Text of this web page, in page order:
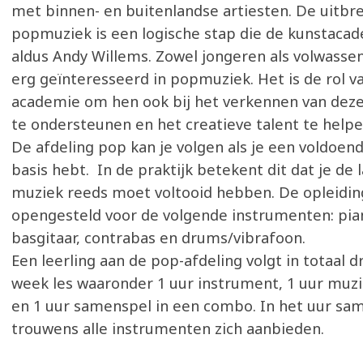
met binnen- en buitenlandse artiesten. De
popmuziek is een logische stap die de
aldus Andy Willems. Zowel jongeren als
erg geïnteresseerd in popmuziek. Het is de rol
academie om hen ook bij het verkennen van
te ondersteunen en het creatieve talent te
De afdeling pop kan je volgen als je een
basis hebt. In de praktijk betekent dit dat je de
muziek reeds moet voltooid hebben. De
opengesteld voor de volgende instrumenten:
basgitaar, contrabas en drums/vibrafoon.
Een leerling aan de pop-afdeling volgt in totaal
week les waaronder 1 uur instrument, 1 uur
en 1 uur samenspel in een combo. In het uur
trouwens alle instrumenten zich aanbieden.